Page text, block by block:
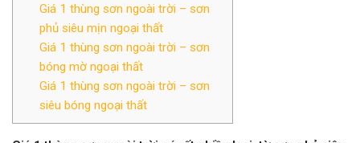
Giá 1 thùng sơn ngoài trời – sơn
phủ siêu mịn ngoại thất
Giá 1 thùng sơn ngoài trời – sơn
bóng mờ ngoại thất
Giá 1 thùng sơn ngoài trời – sơn
siêu bóng ngoại thất